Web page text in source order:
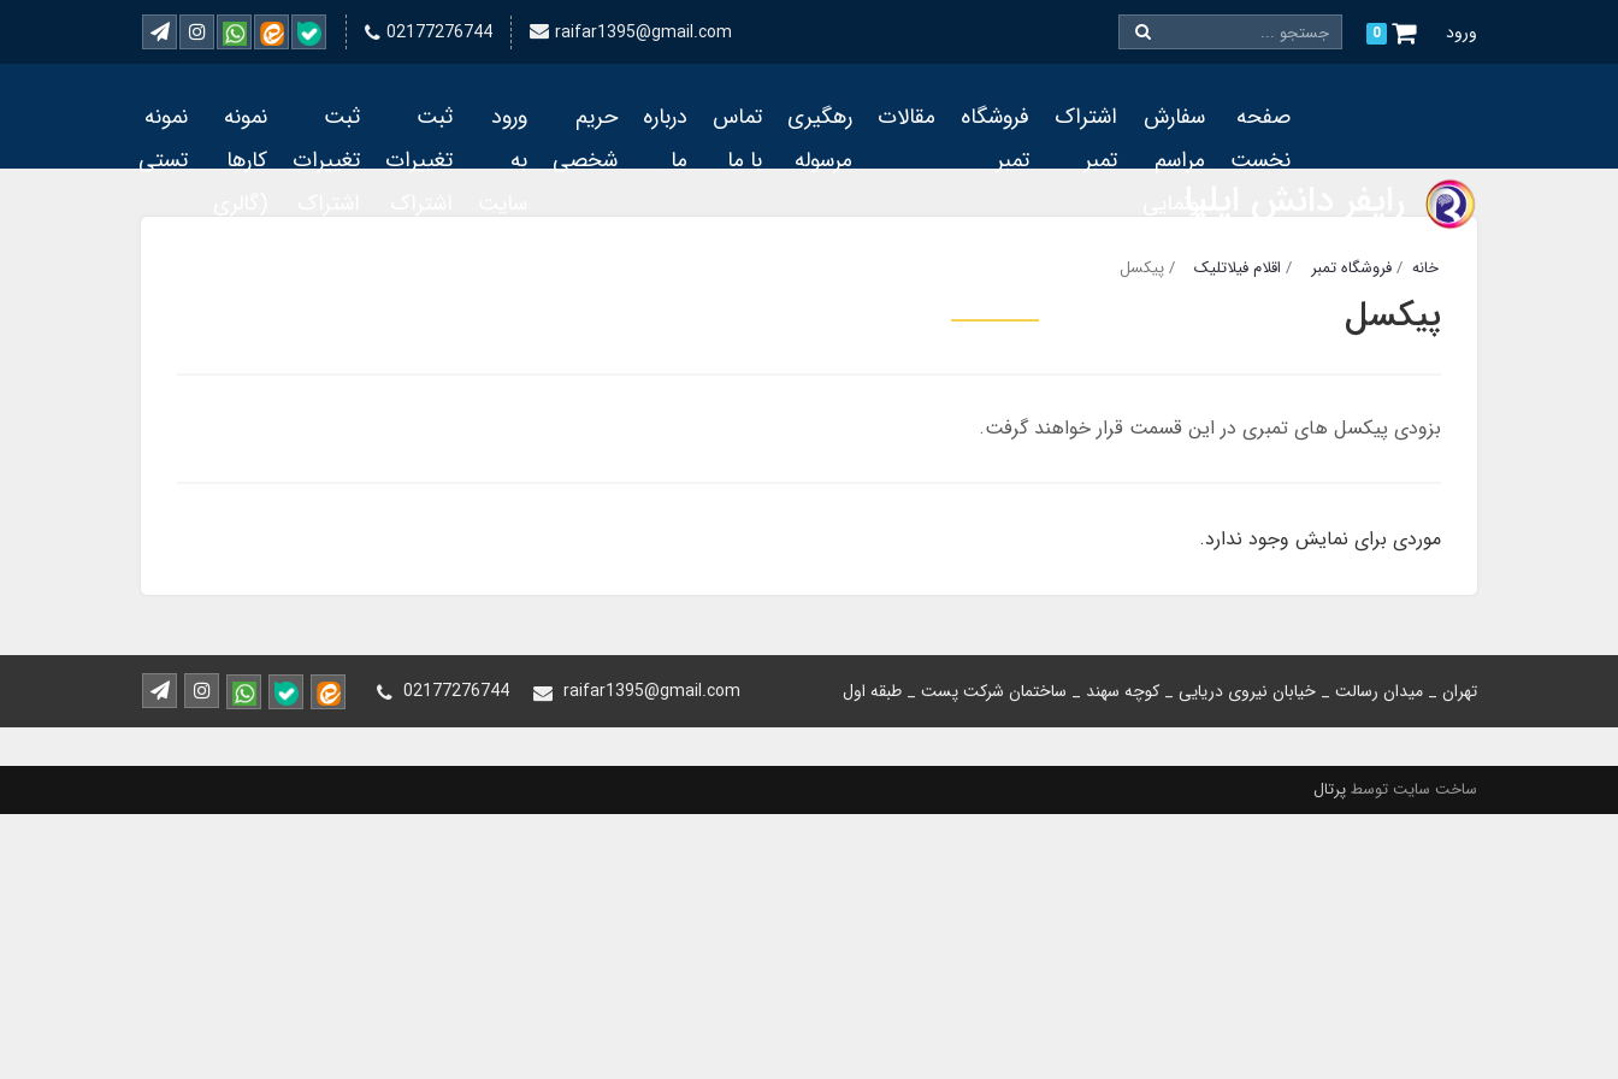
ورود 0
02177276744 raifar1395@gmail.com
رایفر دانش ایلیا
صفحه
نخست
سفارش
مراسم
اشتراک
تمبر
فروشگاه
تمبر
مقالات
رهگیری
مرسوله
تماس
با ما
درباره
ما
حریم
شخصی
ورود
به
ثبت
تغییرات
ثبت
تغییرات
نمونه
کارها
نمونه
تستی
خانه فروشگاه تمبر اقلام فیلاتلیک پیکسل
پیکسل
بزودی پیکسل های تمبری در این قسمت قرار خواهند گرفت.
موردی برای نمایش وجود ندارد.
تهران _ میدان رسالت _ خیابان نیروی دریایی _ کوچه سهند _ ساختمان شرکت پست _ طبقه اول 02177276744 raifar1395@gmail.com
ساخت سایت توسطپرتال